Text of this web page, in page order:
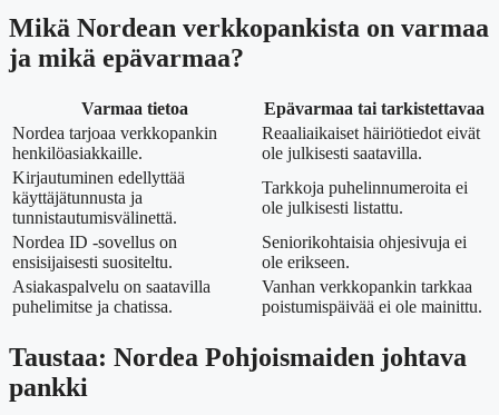
Mikä Nordean verkkopankista on varmaa
ja mikä epävarmaa?
Varmaa tietoa
Epävarmaa tai tarkistettavaa
Nordea tarjoaa verkkopankin
henkilöasiakkaille.
Reaaliaikaiset häiriötiedot eivät
ole julkisesti saatavilla.
Kirjautuminen edellyttää
käyttäjätunnusta ja
tunnistautumisvälinettä.
Tarkkoja puhelinnumeroita ei
ole julkisesti listattu.
Nordea ID -sovellus on
ensisijaisesti suositeltu.
Seniorikohtaisia ohjesivuja ei
ole erikseen.
Asiakaspalvelu on saatavilla
puhelimitse ja chatissa.
Vanhan verkkopankin tarkkaa
poistumispäivää ei ole mainittu.
Taustaa: Nordea Pohjoismaiden johtava
pankki